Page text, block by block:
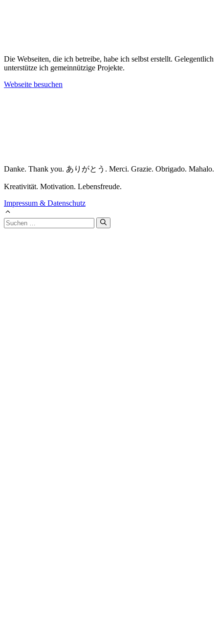
Die Webseiten, die ich betreibe, habe ich selbst erstellt. Gelegentlich
unterstütze ich gemeinnützige Projekte.
Webseite besuchen
Danke. Thank you. ありがとう. Merci. Grazie. Obrigado. Mahalo.
Kreativität. Motivation. Lebensfreude.
Impressum & Datenschutz
Suchen
nach: